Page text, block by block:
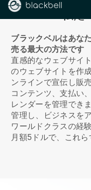
ブラックベルはあな
売る最大の方法です
直感的なウェブサイ
のウェブサイトを作
ンラインで宣伝し販売
コンテンツ、支払い
レンダーを管理できま
管理し、ビジネスを
ワールドクラスの経
月額5ドルで、これら